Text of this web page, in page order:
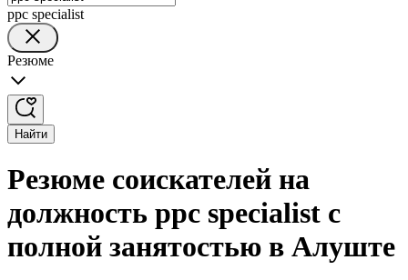
ppc specialist
Резюме
Найти
Резюме соискателей на
должность ppc specialist с
полной занятостью в Алуште